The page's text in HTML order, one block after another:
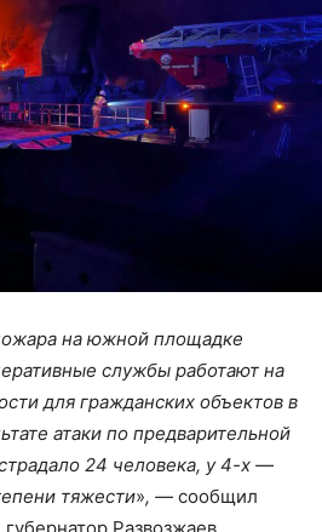
на южной площадке
службы работают на
для гражданских объектов в
атаки по предварительной
24 человека, у 4-х —
тяжести», — сообщил